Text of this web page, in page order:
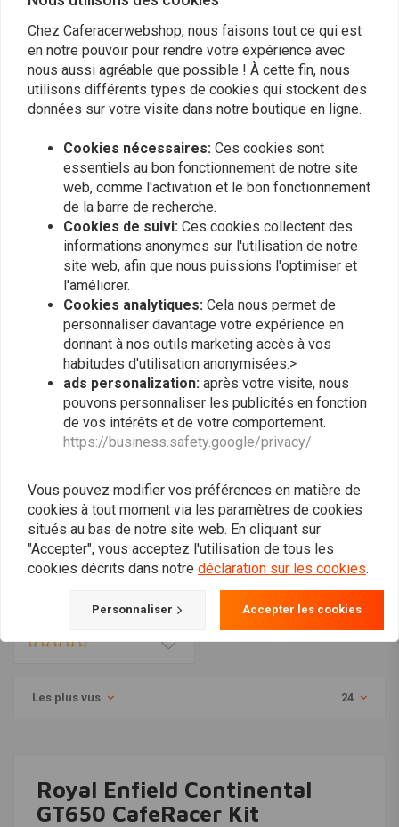
€144,95 €69,94
C.RACER
Protection de radiateur
pour Royal Enfield
Interceptor 650 /
Continental GT 650 Noir /
Argent
MOTONE
Style Type S | Guide De
€32,91
C.RACER
Interceptor 650 /
Les plus vus 24
Royal Enfield Continental
GT650 CafeRacer Kit
Chez Caferacerwebshop, nous faisons tout ce qui est
en notre pouvoir pour rendre votre expérience avec
nous aussi agréable que possible ! À cette fin, nous
utilisons différents types de cookies qui stockent des
données sur votre visite dans notre boutique en ligne.
Cookies nécessaires: Ces cookies sont
essentiels au bon fonctionnement de notre site
web, comme l'activation et le bon fonctionnement
de la barre de recherche.
Cookies de suivi: Ces cookies collectent des
informations anonymes sur l'utilisation de notre
site web, afin que nous puissions l'optimiser et
l'améliorer.
Cookies analytiques: Cela nous permet de
personnaliser davantage votre expérience en
donnant à nos outils marketing accès à vos
habitudes d'utilisation anonymisées.>
ads personalization: après votre visite, nous
pouvons personnaliser les publicités en fonction
de vos intérêts et de votre comportement.
https://business.safety.google/privacy/
Vous pouvez modifier vos préférences en matière de
cookies à tout moment via les paramètres de cookies
situés au bas de notre site web. En cliquant sur
"Accepter", vous acceptez l'utilisation de tous les
cookies décrits dans notre déclaration sur les cookies.
Personnaliser Accepter les cookies